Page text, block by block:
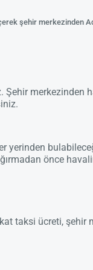
şehir merkezinden
Şehir merkezinden
yerinden
önce
taksi ücreti,